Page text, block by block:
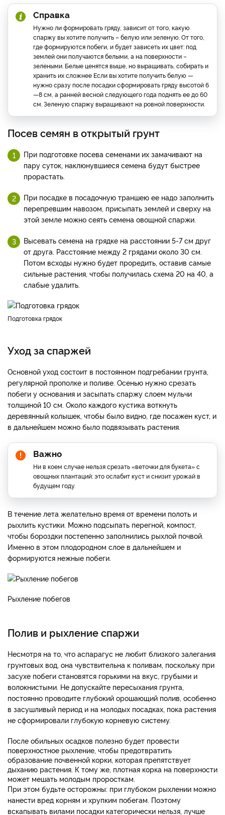
Справка
Нужно ли формировать гряду, зависит от того, какую
спаржу вы хотите получить – белую или зеленую. От того,
где формируются побеги, и будет зависеть их цвет: под
землей они получаются белыми, а на поверхности –
зелеными. Белые ценятся выше, но выращивать, собирать и
хранить их сложнее Если вы хотите получить белую —
нужно сразу после посадки сформировать гряду высотой 6
—8 см, а ранней весной следующего года поднять ее до 60
см. Зеленую спаржу выращивают на ровной поверхности.
Посев семян в открытый грунт
При подготовке посева семенами их замачивают на
пару суток, наклюнувшиеся семена будут быстрее
прорастать.
При посадке в посадочную траншею ее надо заполнить
перепревшим навозом, присыпать землей и сверху на
этой земле можно сеять семена овощной спаржи.
Высевать семена на грядке на расстоянии 5-7 см друг
от друга. Расстояние между 2 грядами около 30 см.
Потом всходы нужно будет проредить, оставив самые
сильные растения, чтобы получилась схема 20 на 40, а
слабые удалить.
Подготовка грядок
Уход за спаржей
Основной уход состоит в постоянном подгребании грунта,
регулярной прополке и поливе. Осенью нужно срезать
побеги у основания и засыпать спаржу слоем мульчи
толщиной 10 см. Около каждого кустика воткнуть
деревянный колышек, чтобы было видно, где посажен куст, и
в дальнейшем можно было подвязывать растения.
Важно
Ни в коем случае нельзя срезать «веточки для букета» с
овощных плантаций: это ослабит куст и снизит урожай в
будущем году.
В течение лета желательно время от времени полоть и
рыхлить кустики. Можно подсыпать перегной, компост,
чтобы бороздки постепенно заполнились рыхлой почвой.
Именно в этом плодородном слое в дальнейшем и
формируются нежные побеги.
Рыхление побегов
Полив и рыхление спаржи
Несмотря на то, что аспарагус не любит близкого залегания
грунтовых вод, она чувствительна к поливам, поскольку при
засухе побеги становятся горькими на вкус, грубыми и
волокнистыми. Не допускайте пересыхания грунта,
постоянно проводите глубокий орошающий полив, особенно
в засушливый период и на молодых посадках, пока растения
не сформировали глубокую корневую систему.
После обильных осадков полезно будет провести
поверхностное рыхление, чтобы предотвратить
образование почвенной корки, которая препятствует
дыханию растения. К тому же, плотная корка на поверхности
может мешать молодым проросткам.
При этом будьте осторожны: при глубоком рыхлении можно
нанести вред корням и хрупким побегам. Поэтому
вскапывать вилами посадки категорически нельзя, лучше